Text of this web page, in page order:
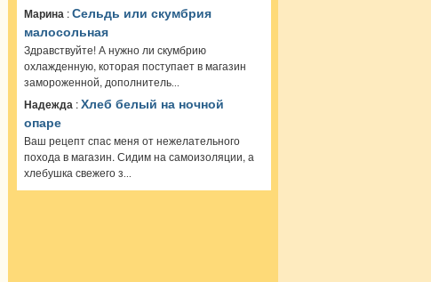
Марина :Сельдь или скумбрия
малосольная
Здравствуйте! А нужно ли скумбрию
охлажденную, которая поступает в магазин
замороженной, дополнитель...
Надежда :Хлеб белый на ночной
опаре
Ваш рецепт спас меня от нежелательного
похода в магазин. Сидим на самоизоляции, а
хлебушка свежего з...